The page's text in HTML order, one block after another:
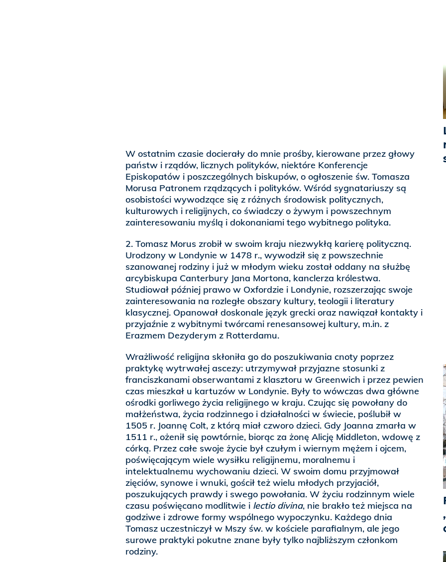
W ostatnim czasie docierały do mnie prośby, kierowane przez głowy
państw i rządów, licznych polityków, niektóre Konferencje
Episkopatów i poszczególnych biskupów, o ogłoszenie św. Tomasza
Morusa Patronem rządzących i polityków. Wśród sygnatariuszy są
osobistości wywodzące się z różnych środowisk politycznych,
kulturowych i religijnych, co świadczy o żywym i powszechnym
zainteresowaniu myślą i dokonaniami tego wybitnego polityka.
2. Tomasz Morus zrobił w swoim kraju niezwykłą karierę polityczną.
Urodzony w Londynie w 1478 r., wywodził się z powszechnie
szanowanej rodziny i już w młodym wieku został oddany na służbę
arcybiskupa Canterbury Jana Mortona, kanclerza królestwa.
Studiował później prawo w Oxfordzie i Londynie, rozszerzając swoje
zainteresowania na rozległe obszary kultury, teologii i literatury
klasycznej. Opanował doskonale język grecki oraz nawiązał kontakty i
przyjaźnie z wybitnymi twórcami renesansowej kultury, m.in. z
Erazmem Dezyderym z Rotterdamu.
Wrażliwość religijna skłoniła go do poszukiwania cnoty poprzez
praktykę wytrwałej ascezy: utrzymywał przyjazne stosunki z
franciszkanami obserwantami z klasztoru w Greenwich i przez pewien
czas mieszkał u kartuzów w Londynie. Były to wówczas dwa główne
ośrodki gorliwego życia religijnego w kraju. Czując się powołany do
małżeństwa, życia rodzinnego i działalności w świecie, poślubił w
1505 r. Joannę Colt, z którą miał czworo dzieci. Gdy Joanna zmarła w
1511 r., ożenił się powtórnie, biorąc za żonę Alicję Middleton, wdowę z
córką. Przez całe swoje życie był czułym i wiernym mężem i ojcem,
poświęcającym wiele wysiłku religijnemu, moralnemu i
intelektualnemu wychowaniu dzieci. W swoim domu przyjmował
zięciów, synowe i wnuki, gościł też wielu młodych przyjaciół,
poszukujących prawdy i swego powołania. W życiu rodzinnym wiele
czasu poświęcano modlitwie i lectio divina, nie brakło też miejsca na
godziwe i zdrowe formy wspólnego wypoczynku. Każdego dnia
Tomasz uczestniczył w Mszy św. w kościele parafialnym, ale jego
surowe praktyki pokutne znane były tylko najbliższym członkom
rodziny.